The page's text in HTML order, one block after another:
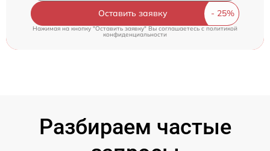
Оставить заявку
Нажимая на кнопку "Оставить заявку" Вы соглашаетесь cполитикой
конфиденциальности
Разбираем частые